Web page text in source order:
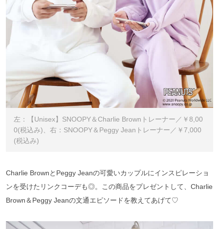
左：【Unisex】SNOOPY＆Charlie Brownトレーナー／￥8,00
0(税込み)、右：SNOOPY＆Peggy Jeanトレーナー／￥7,000
(税込み)
Charlie BrownとPeggy Jeanの可愛いカップルにインスピレーショ
ンを受けたリンクコーデも◎。この商品をプレゼントして、Charlie
Brown＆Peggy Jeanの文通エピソードを教えてあげて♡